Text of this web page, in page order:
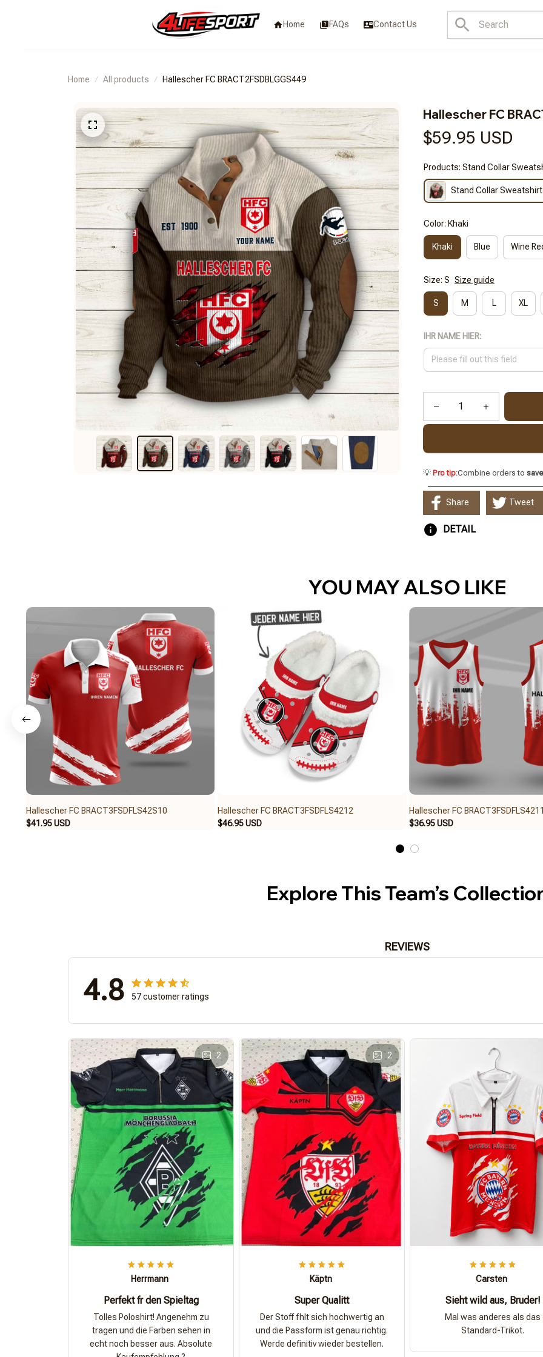
Home FAQs Contact Us
Home All products Hallescher FC BRACT2FSDBLGGS449
Hallescher FC
$59.95 USD
Products: Stand Collar
Stand Collar Sweatshirt
Color: Khaki
Khaki Blue Wine
Size: S Size guide
S M L XL
IHR NAME HIER:
💡 Pro tip:Combine orders to save
Share Tweet
DETAIL
YOU MAY ALSO LIKE
Hallescher FC BRACT3FSDFLS42S10
$41.95 USD
Hallescher FC BRACT3FSDFLS4212
$46.95 USD
Hallescher FC BRACT3FSDFLS4211
$36.95 USD
Explore This Team’s
REVIEWS
4.8 57 customer ratings
2
Herrmann
Perfekt fr den Spieltag
Tolles Poloshirt! Angenehm zu
tragen und die Farben sehen in
echt noch besser aus. Absolute
2
Käptn
Super Qualitt
Der Stoff fhlt sich hochwertig an
und die Passform ist genau richtig.
Werde definitiv wieder bestellen.
Carsten
Sieht wild aus, Bruder!
Mal was anderes als das
Standard-Trikot.